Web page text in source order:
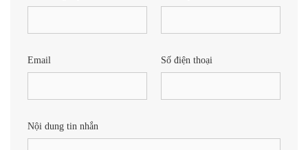
Email Số điện thoại
Nội dung tin nhắn